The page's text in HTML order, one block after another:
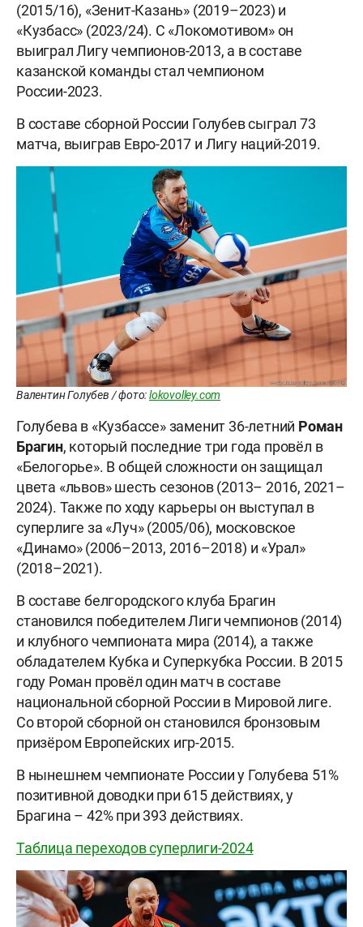
(2015/16), «Зенит-Казань» (2019–2023) и
«Кузбасс» (2023/24). С «Локомотивом» он
выиграл Лигу чемпионов-2013, а в составе
казанской команды стал чемпионом
России-2023.
В составе сборной России Голубев сыграл 73
матча, выиграв Евро-2017 и Лигу наций-2019.
Валентин Голубев / фото:lokovolley.com
Голубева в «Кузбассе» заменит 36-летний Роман
Брагин, который последние три года провёл в
«Белогорье». В общей сложности он защищал
цвета «львов» шесть сезонов (2013– 2016, 2021–
2024). Также по ходу карьеры он выступал в
суперлиге за «Луч» (2005/06), московское
«Динамо» (2006–2013, 2016–2018) и «Урал»
(2018–2021).
В составе белгородского клуба Брагин
становился победителем Лиги чемпионов (2014)
и клубного чемпионата мира (2014), а также
обладателем Кубка и Суперкубка России. В 2015
году Роман провёл один матч в составе
национальной сборной России в Мировой лиге.
Со второй сборной он становился бронзовым
призёром Европейских игр-2015.
В нынешнем чемпионате России у Голубева 51%
позитивной доводки при 615 действиях, у
Брагина – 42% при 393 действиях.
Таблица переходов суперлиги-2024